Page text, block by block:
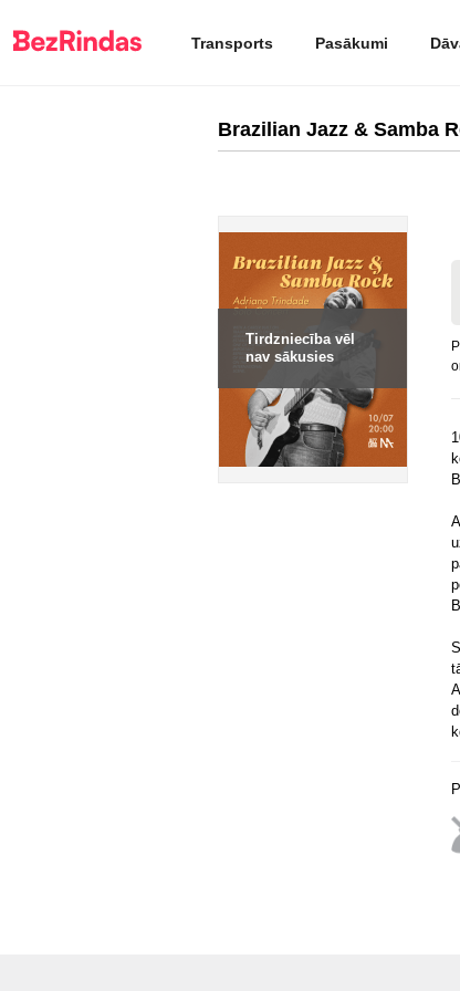
Transports Pasākumi
Brazilian Jazz & Samba
Tirdzniecība vēl
nav sākusies